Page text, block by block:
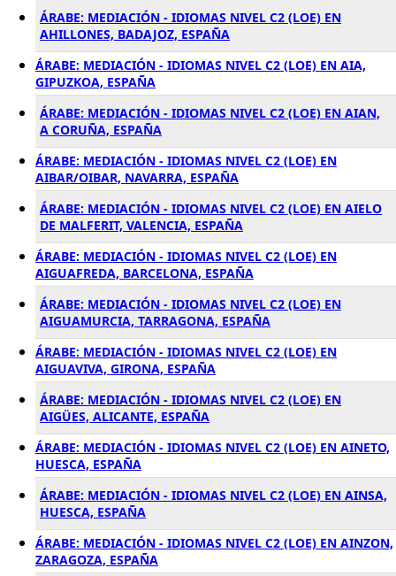
ÁRABE: MEDIACIÓN - IDIOMAS NIVEL C2 (LOE) EN
AHILLONES, BADAJOZ, ESPAÑA
ÁRABE: MEDIACIÓN - IDIOMAS NIVEL C2 (LOE) EN AIA,
GIPUZKOA, ESPAÑA
ÁRABE: MEDIACIÓN - IDIOMAS NIVEL C2 (LOE) EN AIAN,
A CORUÑA, ESPAÑA
ÁRABE: MEDIACIÓN - IDIOMAS NIVEL C2 (LOE) EN
AIBAR/OIBAR, NAVARRA, ESPAÑA
ÁRABE: MEDIACIÓN - IDIOMAS NIVEL C2 (LOE) EN AIELO
DE MALFERIT, VALENCIA, ESPAÑA
ÁRABE: MEDIACIÓN - IDIOMAS NIVEL C2 (LOE) EN
AIGUAFREDA, BARCELONA, ESPAÑA
ÁRABE: MEDIACIÓN - IDIOMAS NIVEL C2 (LOE) EN
AIGUAMURCIA, TARRAGONA, ESPAÑA
ÁRABE: MEDIACIÓN - IDIOMAS NIVEL C2 (LOE) EN
AIGUAVIVA, GIRONA, ESPAÑA
ÁRABE: MEDIACIÓN - IDIOMAS NIVEL C2 (LOE) EN
AIGÜES, ALICANTE, ESPAÑA
ÁRABE: MEDIACIÓN - IDIOMAS NIVEL C2 (LOE) EN AINETO,
HUESCA, ESPAÑA
ÁRABE: MEDIACIÓN - IDIOMAS NIVEL C2 (LOE) EN AINSA,
HUESCA, ESPAÑA
ÁRABE: MEDIACIÓN - IDIOMAS NIVEL C2 (LOE) EN AINZON,
ZARAGOZA, ESPAÑA